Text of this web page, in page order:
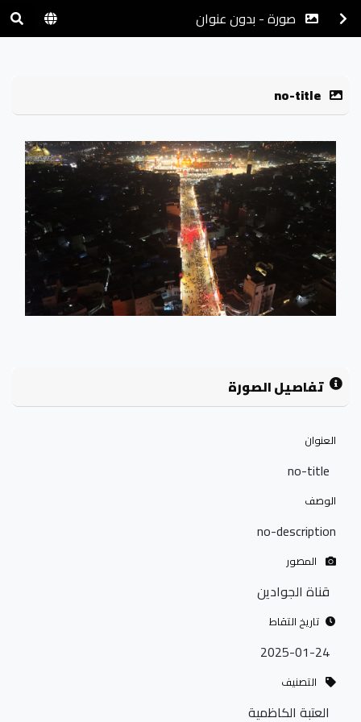
صورة - بدون عنوان
no-title
تفاصيل الصورة
العنوان
no-title
الوصف
no-description
المصور
قناة الجوادين
تاريخ التقاط
2025-01-24
التصنيف
العتبة الكاظمية